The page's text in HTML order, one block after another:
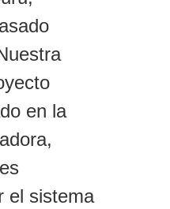
en la
el sistema